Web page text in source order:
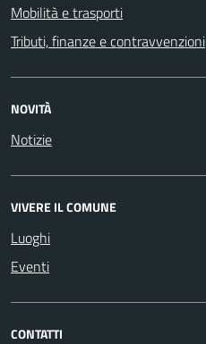
Mobilità e trasporti
Tributi, finanze e contravvenzioni
NOVITÀ
Notizie
VIVERE IL COMUNE
Luoghi
Eventi
CONTATTI